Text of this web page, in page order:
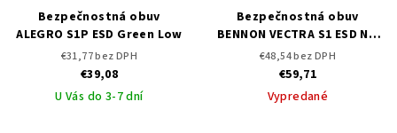
Bezpečnostná obuv
ALEGRO S1P ESD Green Low
€31,77 bez DPH
€39,08
U Vás do 3-7 dní
Bezpečnostná obuv
BENNON VECTRA S1 ESD NM
Low
€48,54 bez DPH
€59,71
Vypredané